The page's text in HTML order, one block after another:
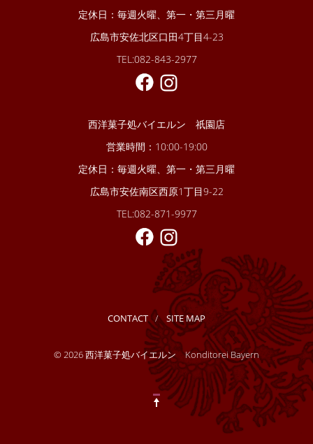
定休日：毎週火曜、第一・第三月曜
広島市安佐北区口田4丁目4-23
TEL:082-843-2977
西洋菓子処バイエルン 祇園店
営業時間：10:00-19:00
定休日：毎週火曜、第一・第三月曜
広島市安佐南区西原1丁目9-22
TEL:082-871-9977
CONTACT SITE MAP
© 2026 西洋菓子処バイエルン Konditorei Bayern